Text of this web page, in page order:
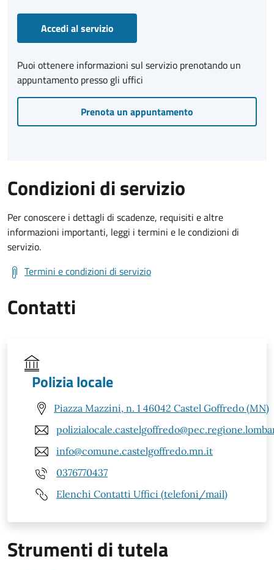
Accedi al servizio
Puoi ottenere informazioni sul servizio prenotando un
appuntamento presso gli uffici
Prenota un appuntamento
Condizioni di servizio
Per conoscere i dettagli di scadenze, requisiti e altre
informazioni importanti, leggi i termini e le condizioni di
servizio.
Termini e condizioni di servizio
Contatti
Polizia locale
Piazza Mazzini, n. 1 46042 Castel Goffredo (MN)
info@comune.castelgoffredo.mn.it
0376770437
Elenchi Contatti Uffici (telefoni/mail)
Strumenti di tutela